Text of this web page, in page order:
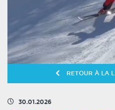
RETOUR À LA
30.01.2026